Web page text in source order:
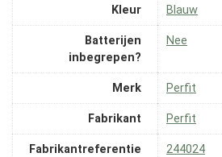
Kleur ‎Blauw
Batterijen
inbegrepen?
‎Nee
Merk ‎Perfit
Fabrikant ‎Perfit
Fabrikantreferentie ‎244024